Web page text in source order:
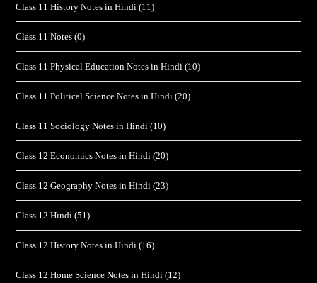
Class 11 History Notes in Hindi (11)
Class 11 Notes (0)
Class 11 Physical Education Notes in Hindi (10)
Class 11 Political Science Notes in Hindi (20)
Class 11 Sociology Notes in Hindi (10)
Class 12 Economics Notes in Hindi (20)
Class 12 Geography Notes in Hindi (23)
Class 12 Hindi (51)
Class 12 History Notes in Hindi (16)
Class 12 Home Science Notes in Hindi (12)